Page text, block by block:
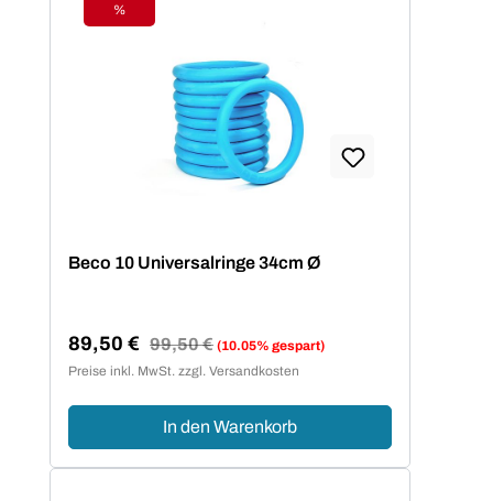
Rabatt
%
Beco 10 Universalringe 34cm Ø
Verkaufspreis:
89,50 € Regulärer Preis:
99,50 € (10.05% gespart)
Preise inkl. MwSt. zzgl. Versandkosten
In den Warenkorb